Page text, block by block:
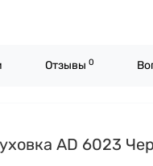
Отзывы 0
AD 6023